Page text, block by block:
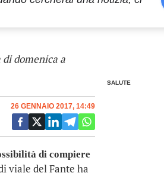
domenica a
26 GENNAIO 2017, 14:49
di compiere
viale del Fante ha
SALUTE